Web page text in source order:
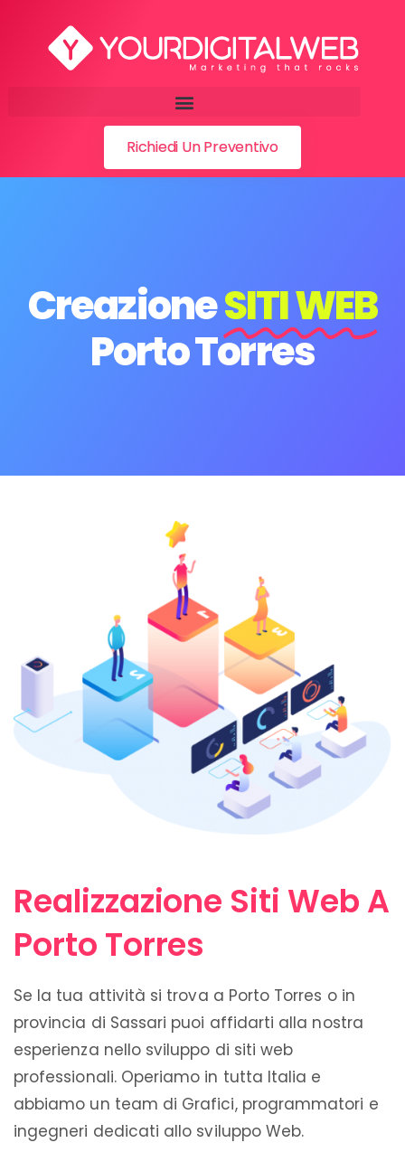
Richiedi Un Preventivo
CreazioneSITI WEB
Porto Torres
Realizzazione Siti Web A
Porto Torres
Se la tua attività si trova a Porto Torres o in
provincia di Sassari puoi affidarti alla nostra
esperienza nello sviluppo di siti web
professionali. Operiamo in tutta Italia e
abbiamo un team di Grafici, programmatori e
ingegneri dedicati allo sviluppo Web.